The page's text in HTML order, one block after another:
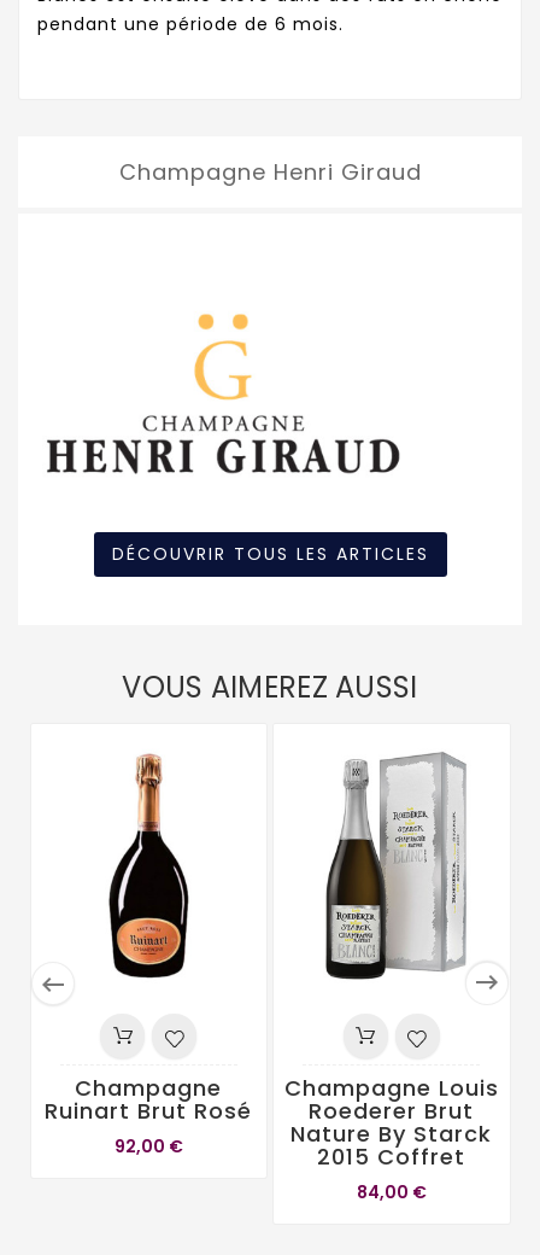
pendant une période de 6 mois.
Champagne Henri Giraud
DÉCOUVRIR TOUS LES ARTICLES
VOUS AIMEREZ AUSSI
 
Champagne
Ruinart Brut Rosé
92,00 €
Champagne Louis
Roederer Brut
Nature By Starck
2015 Coffret
84,00 €